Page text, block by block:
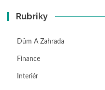
Rubriky
Dům A Zahrada
Finance
Interiér